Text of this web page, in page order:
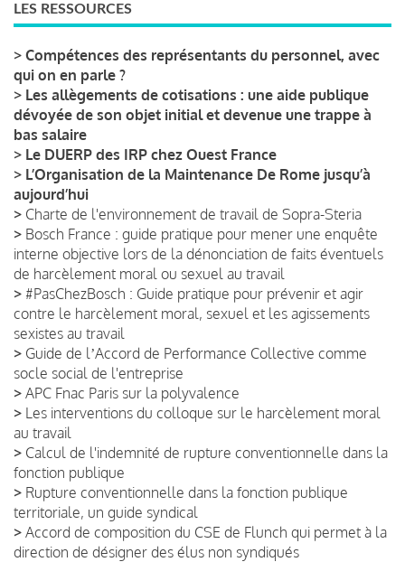
LES RESSOURCES
> Compétences des représentants du personnel, avec
qui on en parle ?
> Les allègements de cotisations : une aide publique
dévoyée de son objet initial et devenue une trappe à
bas salaire
> Le DUERP des IRP chez Ouest France
> L’Organisation de la Maintenance De Rome jusqu’à
aujourd’hui
> Charte de l'environnement de travail de Sopra-Steria
> Bosch France : guide pratique pour mener une enquête
interne objective lors de la dénonciation de faits éventuels
de harcèlement moral ou sexuel au travail
> #PasChezBosch : Guide pratique pour prévenir et agir
contre le harcèlement moral, sexuel et les agissements
sexistes au travail
> Guide de lʼAccord de Performance Collective comme
socle social de l'entreprise
> APC Fnac Paris sur la polyvalence
> Les interventions du colloque sur le harcèlement moral
au travail
> Calcul de l'indemnité de rupture conventionnelle dans la
fonction publique
> Rupture conventionnelle dans la fonction publique
territoriale, un guide syndical
> Accord de composition du CSE de Flunch qui permet à la
direction de désigner des élus non syndiqués